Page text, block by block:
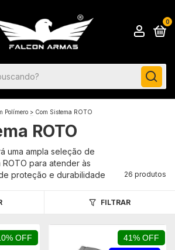
0
Polímero > Com Sistema ROTO
ROTO
uma ampla seleção de
para atender às
proteção e durabilidade
26 produtos
FILTRAR
OFF
41% OFF